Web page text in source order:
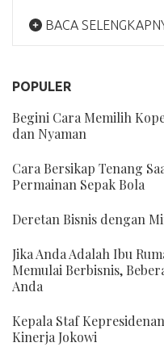
BACA
POPULER
Begini Cara Memilih
dan Nyaman
Cara Bersikap Tenang
Permainan Sepak Bola
Deretan Bisnis dengan
Jika Anda Adalah Ibu
Memulai Berbisnis,
Anda
Kepala Staf
Kinerja Jokowi